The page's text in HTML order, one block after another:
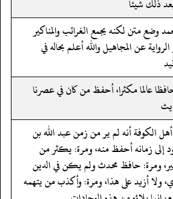
ذلك شيئا
وضع متن لكنه يجمع الغرائب والمناكير
عن المجاهيل والله أعلم بحاله في
عالما مكثرا، أحفظ من كان في عصرنا
الكوفة أنه لم ير من زمن عبد الله بن
إلى زمانه أحفظ منه، ومرة: يكثر من
ومرة: حافظ محدث ولم يكن في الدين
ولا أزيد على هذا، ومرة: وأكذب من يتهمه